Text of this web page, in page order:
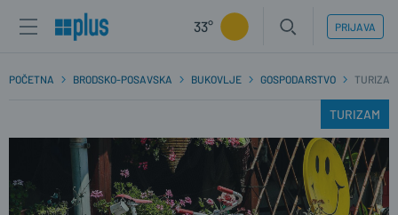
33° PRIJAVA
POČETNA BRODSKO-POSAVSKA BUKOVLJE GOSPODARSTVO TURIZAM
TURIZAM